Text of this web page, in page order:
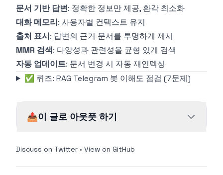
문서 기반 답변: 정확한 정보만 제공, 환각 최소화
대화 메모리: 사용자별 컨텍스트 유지
출처 표시: 답변의 근거 문서를 투명하게 제시
MMR 검색: 다양성과 관련성을 균형 있게 검색
자동 업데이트: 문서 변경 시 자동 재인덱싱
✅ 퀴즈: RAG Telegram 봇 이해도 점검 (7문제)
📤이 글로 아웃풋 하기
Discuss on Twitter • View on GitHub